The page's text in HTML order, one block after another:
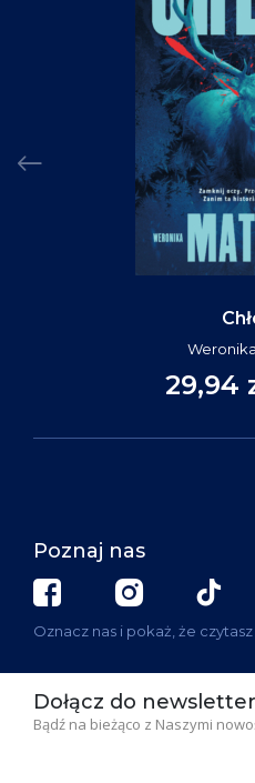
29,94
Poznaj nas
Oznacz nas i pokaż, że czytasz
Dołącz do
Bądź na bieżąco z Naszymi